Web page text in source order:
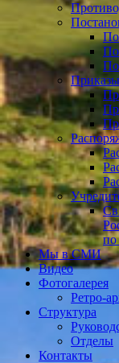
Приказы
по
Мы в СМИ
Видео
Фотогалерея
Ретро-
Структура
Отделы
Контакты